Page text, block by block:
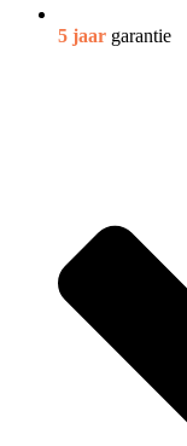
5 jaar garantie